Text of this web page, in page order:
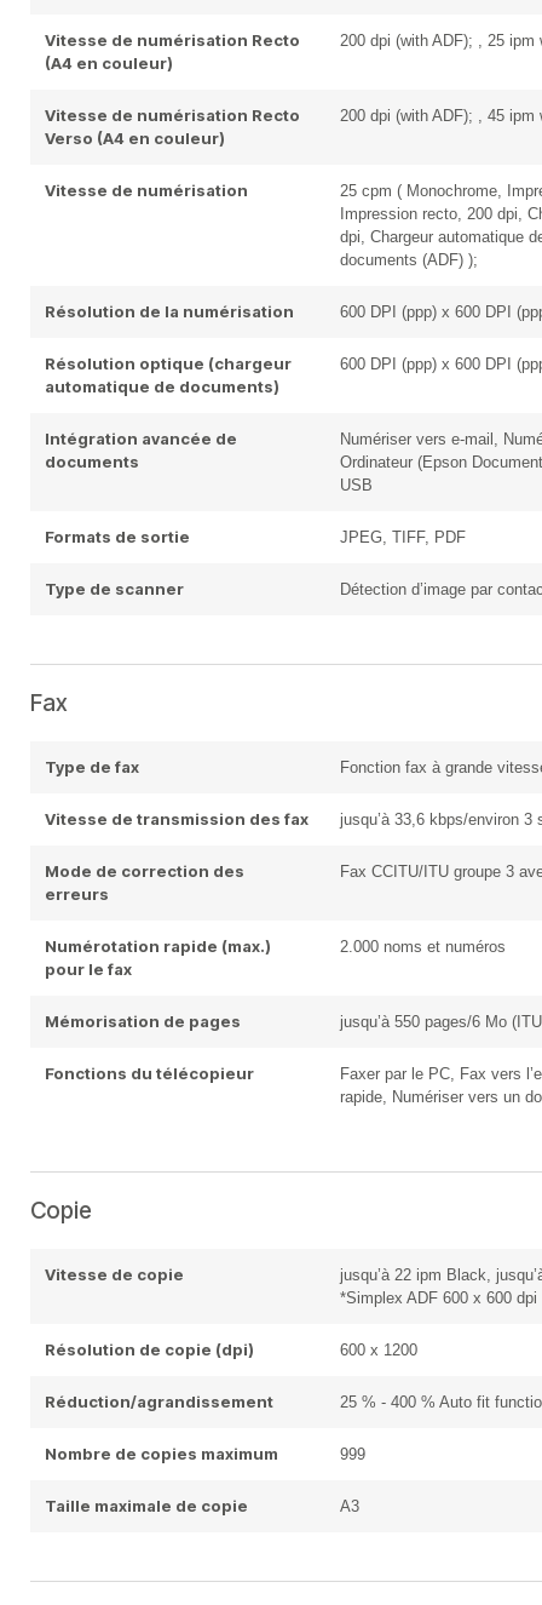
Vitesse de numérisation Recto
(A4 en couleur)
200 dpi (with ADF); , 25
Vitesse de numérisation Recto
Verso (A4 en couleur)
200 dpi (with ADF); , 45 ipm
Vitesse de numérisation
25 cpm ( Monochrome,
Impression recto, 200 dpi,
dpi, Chargeur automatique
documents (ADF) );
Résolution de la numérisation 600 DPI (ppp) x 600 DPI
Résolution optique (chargeur
automatique de documents)
600 DPI (ppp) x 600 DPI
Intégration avancée de
documents
Numériser vers e-mail,
Ordinateur (Epson
USB
Formats de sortie JPEG, TIFF, PDF
Type de scanner Détection d’image par
Fax
Type de fax Fonction fax à grande
Vitesse de transmission des fax jusqu’à 33,6 kbps/environ 3
Mode de correction des
erreurs
Fax CCITU/ITU groupe 3
Numérotation rapide (max.)
pour le fax
2.000 noms et numéros
Mémorisation de pages jusqu’à 550 pages/6 Mo
Fonctions du télécopieur
Faxer par le PC, Fax vers
rapide, Numériser vers un
Copie
Vitesse de copie
jusqu’à 22 ipm Black,
*Simplex ADF 600 x 600
Résolution de copie (dpi) 600 x 1200
Réduction/agrandissement 25 % - 400 % Auto fit
Nombre de copies maximum 999
Taille maximale de copie A3